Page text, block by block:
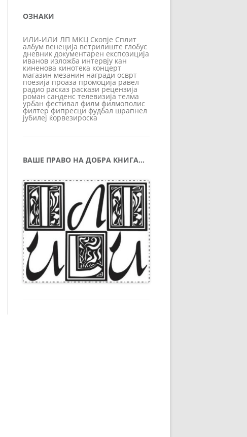
ОЗНАКИ
ИЛИ-ИЛИ ЛП МКЦ Скопје Сплит
албум венеција ветрилиште глобус
дневник документарен експозиција
иванов изложба интервју кан
киненова кинотека концерт
магазин мезанин награди осврт
поезија проаза промоција равел
радио расказ раскази рецензија
роман санденс телевизија телма
урбан фестивал филм филмополис
филтер фипресци фудбал шрапнел
јубилеј ќорвезироска
ВАШЕ ПРАВО НА ДОБРА КНИГА…